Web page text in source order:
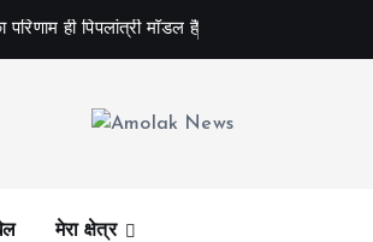
ही पिपलांत्री मॉडल है
मेरा क्षेत्र